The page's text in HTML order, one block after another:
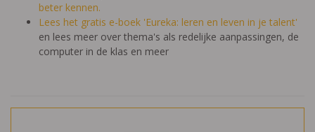
beter kennen.
Lees het gratis e-boek 'Eureka: leren en leven in je talent'
en lees meer over thema's als redelijke aanpassingen, de
computer in de klas en meer